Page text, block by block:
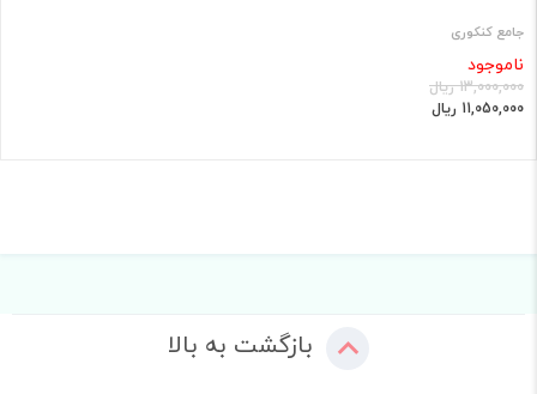
جامع کنکوری
ناموجود
13,000,000 ریال
11,050,000 ریال
بازگشت به بالا